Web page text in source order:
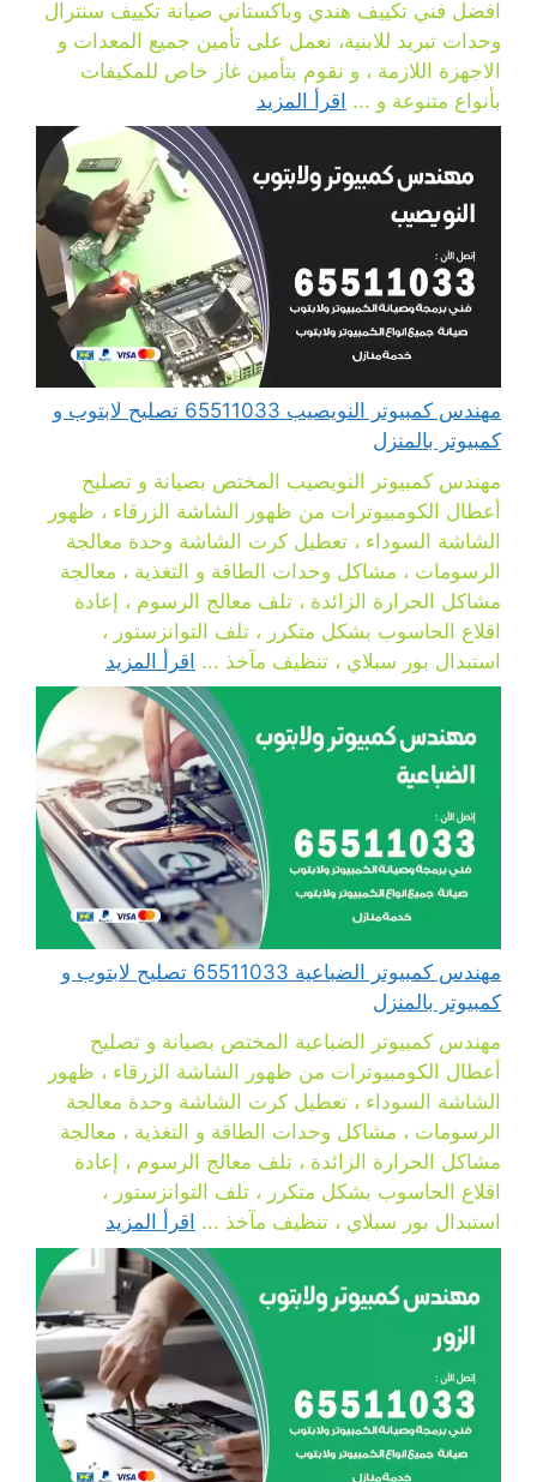
افضل فني تكييف هندي وباكستاني صيانة تكييف سنترال
وحدات تبريد للابنية، نعمل على تأمين جميع المعدات و
الاجهزة اللازمة ، و نقوم بتأمين غاز خاص للمكيفات
بأنواع متنوعة و ... اقرأ المزيد
مهندس كمبيوتر النويصيب 65511033 تصليح لابتوب و
كمبيوتر بالمنزل
مهندس كمبيوتر النويصيب المختص بصيانة و تصليح
أعطال الكومبيوترات من ظهور الشاشة الزرقاء ، ظهور
الشاشة السوداء ، تعطيل كرت الشاشة وحدة معالجة
الرسومات ، مشاكل وحدات الطاقة و التغذية ، معالجة
مشاكل الحرارة الزائدة ، تلف معالج الرسوم ، إعادة
اقلاع الحاسوب بشكل متكرر ، تلف التوانزستور ،
استبدال بور سبلاي ، تنظيف مآخذ ... اقرأ المزيد
مهندس كمبيوتر الضباعية 65511033 تصليح لابتوب و
كمبيوتر بالمنزل
مهندس كمبيوتر الضباعية المختص بصيانة و تصليح
أعطال الكومبيوترات من ظهور الشاشة الزرقاء ، ظهور
الشاشة السوداء ، تعطيل كرت الشاشة وحدة معالجة
الرسومات ، مشاكل وحدات الطاقة و التغذية ، معالجة
مشاكل الحرارة الزائدة ، تلف معالج الرسوم ، إعادة
اقلاع الحاسوب بشكل متكرر ، تلف التوانزستور ،
استبدال بور سبلاي ، تنظيف مآخذ ... اقرأ المزيد